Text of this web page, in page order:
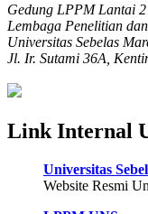
Gedung LPPM Lantai 2
Lembaga Penelitian
Universitas Sebelas
Jl. Ir. Sutami 36A,
Link Internal
Universitas
Website Resmi